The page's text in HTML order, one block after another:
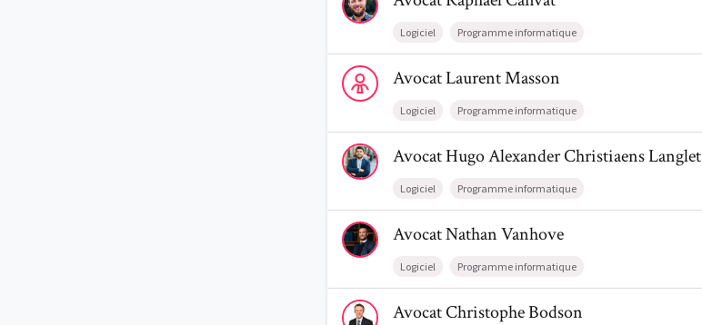
Logiciel Programme informatique
Voir le profil de AvocatLaurent Masson
AvocatLaurentMasson
Logiciel Programme informatique
Voir le profil de AvocatHugo Alexander Christiaens Langlet
AvocatHugo AlexanderChristiaens Langlet
Logiciel Programme informatique
Voir le profil de AvocatNathan Vanhove
AvocatNathanVanhove
Logiciel Programme informatique
Voir le profil de AvocatChristophe Bodson
AvocatChristopheBodson